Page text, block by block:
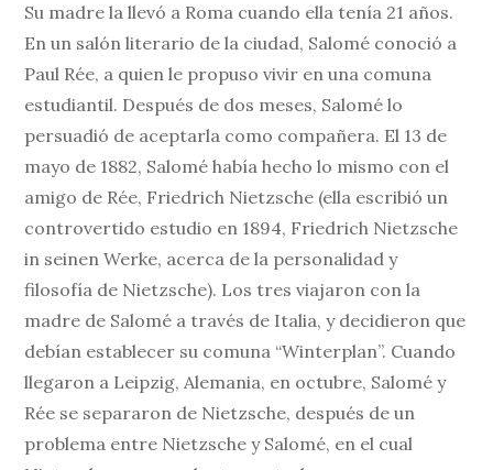
Su madre la llevó a Roma cuando ella tenía 21 años.
En un salón literario de la ciudad, Salomé conoció a
Paul Rée, a quien le propuso vivir en una comuna
estudiantil. Después de dos meses, Salomé lo
persuadió de aceptarla como compañera. El 13 de
mayo de 1882, Salomé había hecho lo mismo con el
amigo de Rée, Friedrich Nietzsche (ella escribió un
controvertido estudio en 1894, Friedrich Nietzsche
in seinen Werke, acerca de la personalidad y
filosofía de Nietzsche). Los tres viajaron con la
madre de Salomé a través de Italia, y decidieron que
debían establecer su comuna “Winterplan”. Cuando
llegaron a Leipzig, Alemania, en octubre, Salomé y
Rée se separaron de Nietzsche, después de un
problema entre Nietzsche y Salomé, en el cual